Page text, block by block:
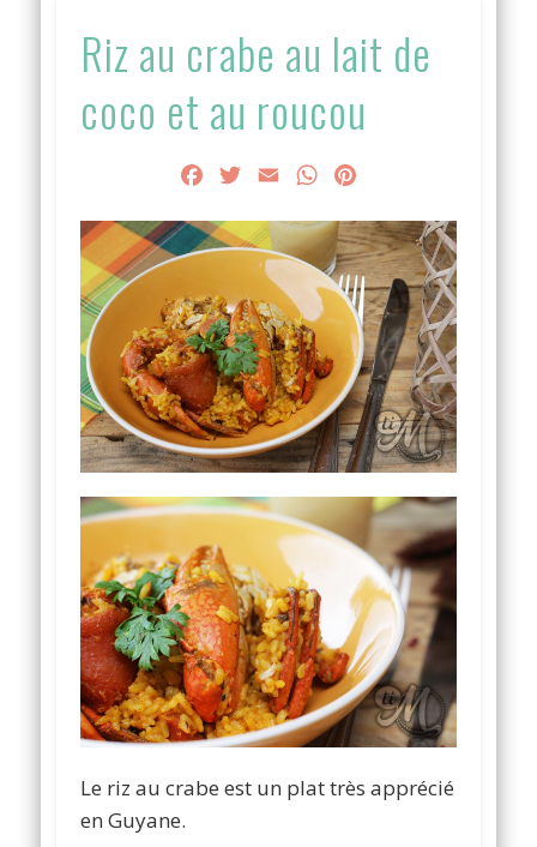
Riz au crabe au lait de
coco et au roucou
FacebookTwitter
Email WhatsApp
Le riz au crabe est un plat très apprécié
en Guyane.